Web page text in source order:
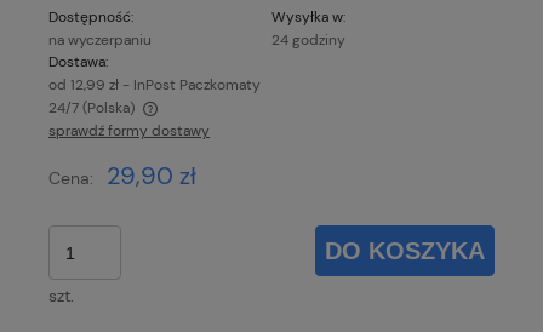
Dostępność:
na wyczerpaniu
Wysyłka w:
24 godziny
Dostawa:
od 12,99 zł - InPost Paczkomaty
24/7(Polska)
Cena nie zawiera ewentualnych kosztów płatności
sprawdź formy dostawy
Cena: 29,90 zł
szt.
DO KOSZYKA